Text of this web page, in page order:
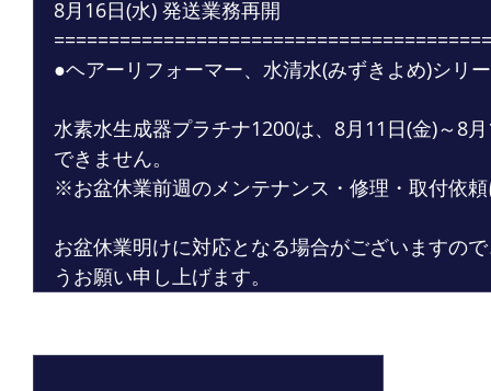
8月16日(水) 発送業務再開
●ヘアーリフォーマー、水清水(みずきよめ)シリ
水素水生成器プラチナ1200は、8月11日(金)～8
できません。
※お盆休業前週のメンテナンス・修理・取付依
お盆休業明けに対応となる場合がございますの
うお願い申し上げます。